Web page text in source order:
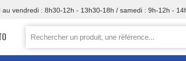
au vendredi : 8h30-12h - 13h30-18h / samedi : 9h-12h -